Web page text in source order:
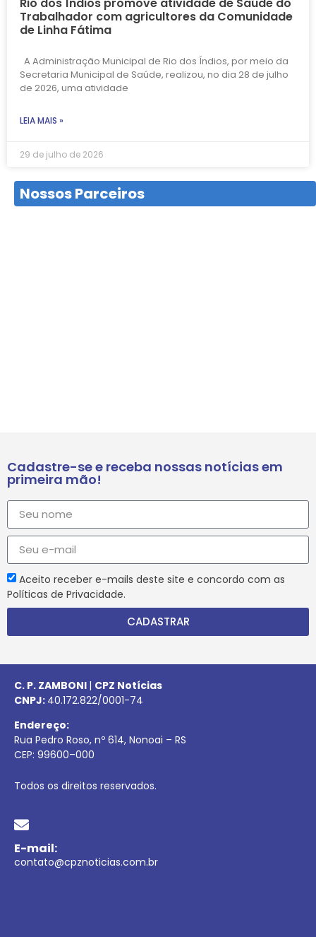
Trabalhador com agricultores da Comunidade
de Linha Fátima
A Administração Municipal de Rio dos Índios, por meio da
Secretaria Municipal de Saúde, realizou, no dia 28 de julho
de 2026, uma atividade
LEIA MAIS »
29 de julho de 2026
Nossos Parceiros
Cadastre-se e receba nossas notícias em
primeira mão!
Aceito receber e-mails deste site e concordo com as
Políticas de Privacidade.
CADASTRAR
C. P. ZAMBONI | CPZ Notícias
CNPJ: 40.172.822/0001-74
Endereço:
Rua Pedro Roso, nº 614, Nonoai – RS
CEP: 99600–000
Todos os direitos reservados.
E-mail:
contato@cpznoticias.com.br